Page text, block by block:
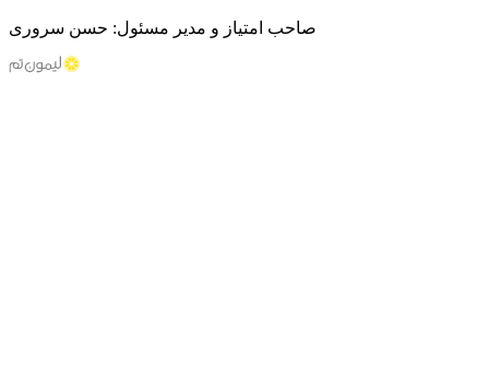
صاحب امتیاز و مدیر مسئول: حسن سروری